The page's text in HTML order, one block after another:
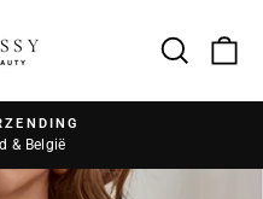
Zoek
& België